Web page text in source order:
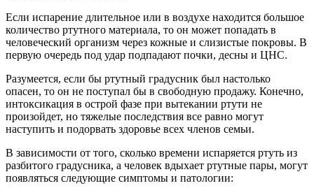
Если испарение длительное или в воздухе находится большое
количество ртутного материала, то он может попадать в
человеческий организм через кожные и слизистые покровы. В
первую очередь под удар подпадают почки, десны и ЦНС.
Разумеется, если бы ртутный градусник был настолько
опасен, то он не поступал бы в свободную продажу. Конечно,
интоксикация в острой фазе при вытекании ртути не
произойдет, но тяжелые последствия все равно могут
наступить и подорвать здоровье всех членов семьи.
В зависимости от того, сколько времени испаряется ртуть из
разбитого градусника, а человек вдыхает ртутные пары, могут
появляться следующие симптомы и патологии: